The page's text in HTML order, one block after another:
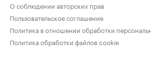
О соблюдении авторских прав
Пользовательское соглашение
Политика в отношении обработки
Политика обработки файлов cookie